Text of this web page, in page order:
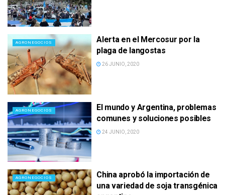
AGRONEGOCIOS
Alerta en el Mercosur por la
plaga de langostas
26 JUNIO, 2020
AGRONEGOCIOS
El mundo y Argentina, problemas
comunes y soluciones posibles
24 JUNIO, 2020
AGRONEGOCIOS
China aprobó la importación de
una variedad de soja transgénica